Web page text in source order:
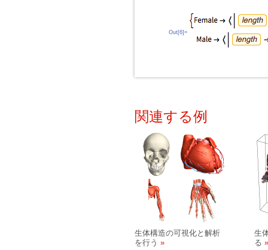
Out[6]=
関連する例
生体構造の可視化と解析
を行う
生
る